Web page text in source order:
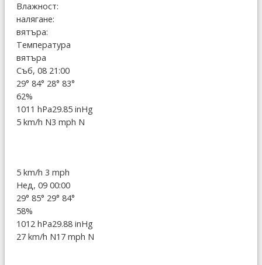
Влажност:
налягане:
вятъра:
Температура
вятъра
Съб, 08 21:00
29° 84° 28° 83°
62%
1011 hPa29.85 inHg
5 km/h N3 mph N
5 km/h 3 mph
Нед, 09 00:00
29° 85° 29° 84°
58%
1012 hPa29.88 inHg
27 km/h N17 mph N